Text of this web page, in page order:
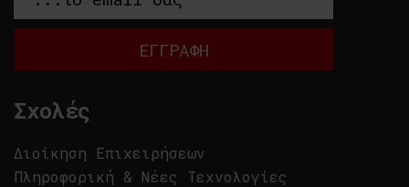
Σχολές
Διοίκηση Επιχειρήσεων
Πληροφορική & Νέες Τεχνολογίες